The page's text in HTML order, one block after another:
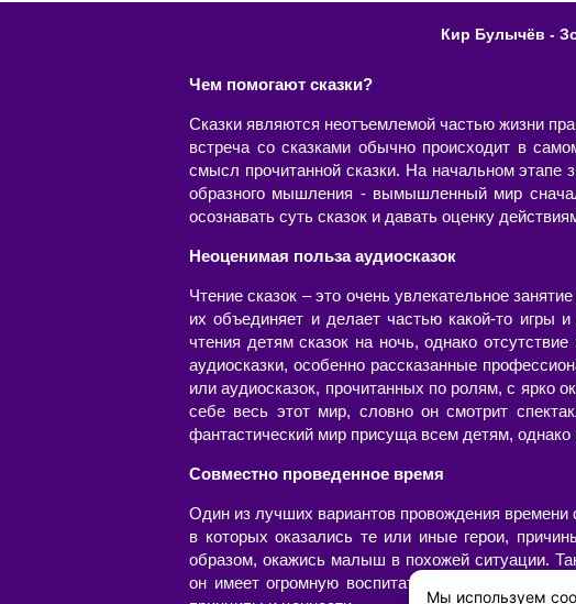
Кир Булычёв -
Чем помогают сказки?
Сказки являются неотъемлемой частью жизни
встреча со сказками обычно происходит в
смысл прочитанной сказки. На начальном этапе
образного мышления - вымышленный мир
осознавать суть сказок и давать оценку
Неоценимая польза аудиосказок
Чтение сказок – это очень увлекательное
их объединяет и делает частью какой-то игры
чтения детям сказок на ночь, однако
аудиосказки, особенно рассказанные
или аудиосказок, прочитанных по ролям, с ярко
себе весь этот мир, словно он смотрит
фантастический мир присуща всем детям, однако
Совместно проведенное время
Один из лучших вариантов провождения времени
в которых оказались те или иные герои,
образом, окажись малыш в похожей ситуации.
он имеет огромную воспитательную ценность
Мы используем